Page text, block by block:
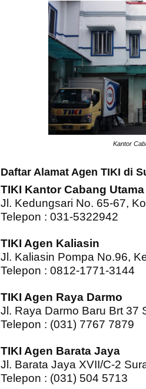
Kantor
Daftar Alamat Agen TIKI di
TIKI Kantor Cabang Utama
Jl. Kedungsari No. 65-67,
Telepon : 031-5322942
TIKI Agen Kaliasin
Jl. Kaliasin Pompa No.96,
Telepon : 0812-1771-3144
TIKI Agen Raya Darmo
Jl. Raya Darmo Baru Brt 37
Telepon : (031) 7767 7879
TIKI Agen Barata Jaya
Jl. Barata Jaya XVII/C-2
Telepon : (031) 504 5713